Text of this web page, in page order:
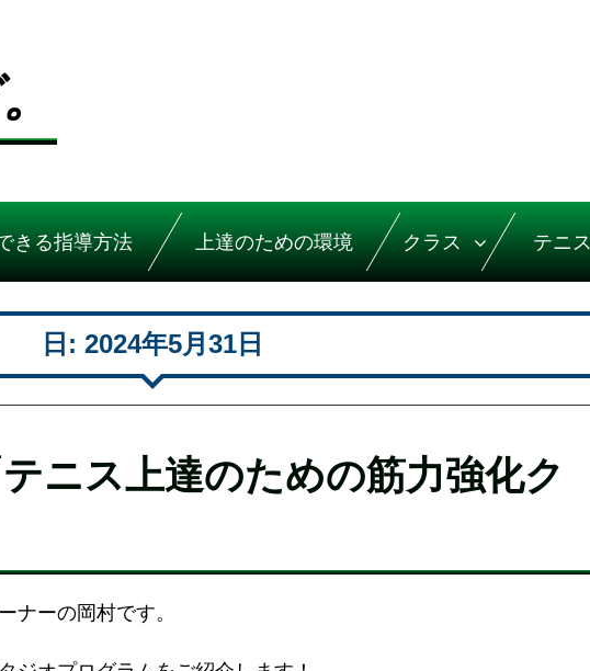
きる指導方法 上達のための環境 クラス テニス
日: 2024年5月31日
ニス上達のための筋力強化ク
ナーの岡村です。